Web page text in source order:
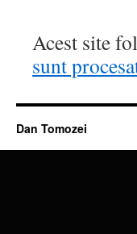
Acest site
sunt
Dan Tomozei